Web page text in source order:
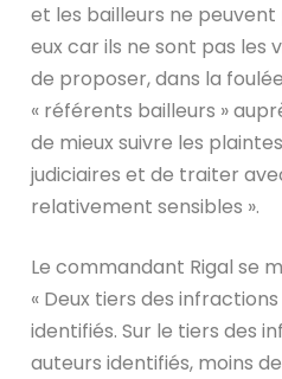
et les bailleurs ne
eux car ils ne sont pas les
de proposer, dans la
« référents bailleurs »
de mieux suivre les
judiciaires et de traiter
relativement sensibles ».
Le commandant Rigal se
« Deux tiers des
identifiés. Sur le tiers des
auteurs identifiés, moins